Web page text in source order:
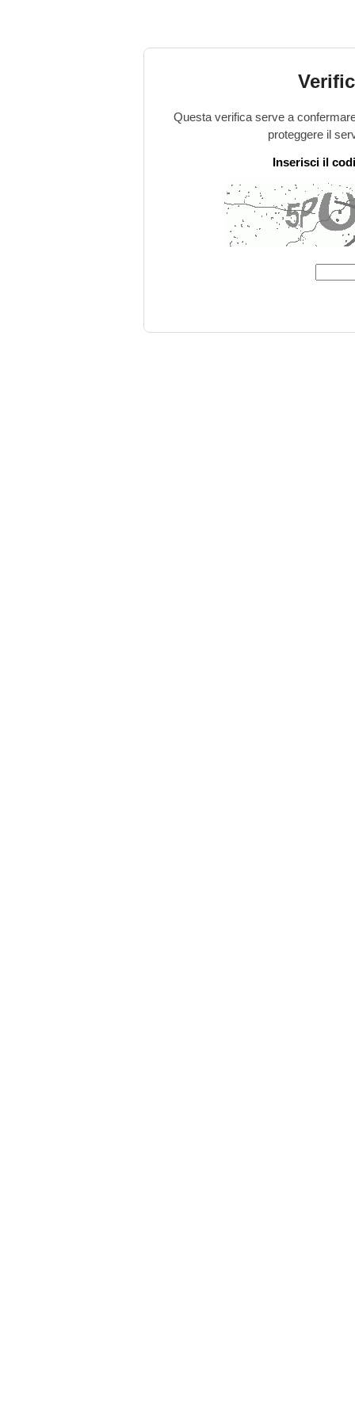
Questa verifica serve a
proteggere il
Inserisci il